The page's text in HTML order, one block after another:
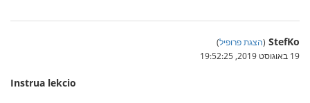
StefKo
(הצגת פרופיל)
19 באוגוסט 2019, 19:52:25
Instrua lekcio